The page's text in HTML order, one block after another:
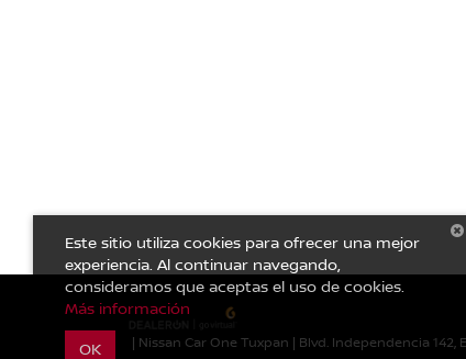
| Nissan Car One Tuxpan | Blvd. Independencia 142,
Este sitio utiliza cookies para ofrecer una mejor
experiencia. Al continuar navegando,
consideramos que aceptas el uso de cookies.
Más información
OK